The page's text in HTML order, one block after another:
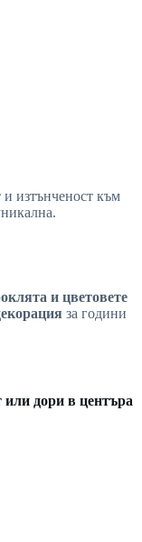
и изтънченост към
и цветовете
за години
или дори в центъра